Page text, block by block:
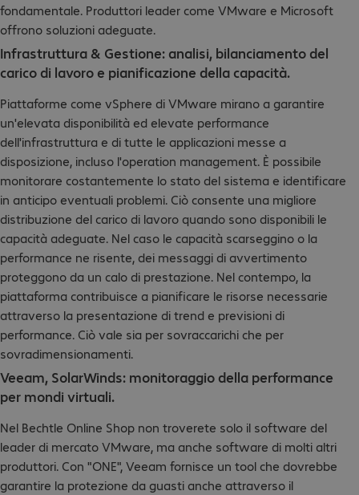
fondamentale. Produttori leader come VMware e Microsoft
offrono soluzioni adeguate.
Infrastruttura & Gestione: analisi, bilanciamento del
carico di lavoro e pianificazione della capacità.
Piattaforme come vSphere di VMware mirano a garantire
un'elevata disponibilità ed elevate performance
dell'infrastruttura e di tutte le applicazioni messe a
disposizione, incluso l'operation management. È possibile
monitorare costantemente lo stato del sistema e identificare
in anticipo eventuali problemi. Ciò consente una migliore
distribuzione del carico di lavoro quando sono disponibili le
capacità adeguate. Nel caso le capacità scarseggino o la
performance ne risente, dei messaggi di avvertimento
proteggono da un calo di prestazione. Nel contempo, la
piattaforma contribuisce a pianificare le risorse necessarie
attraverso la presentazione di trend e previsioni di
performance. Ciò vale sia per sovraccarichi che per
sovradimensionamenti.
Veeam, SolarWinds: monitoraggio della performance
per mondi virtuali.
Nel Bechtle Online Shop non troverete solo il software del
leader di mercato VMware, ma anche software di molti altri
produttori. Con "ONE", Veeam fornisce un tool che dovrebbe
garantire la protezione da guasti anche attraverso il